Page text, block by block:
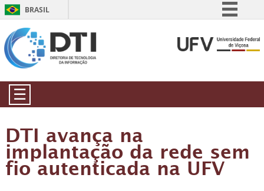
BRASIL
Comunica BR
☰
DTI avança na
implantação da rede sem
fio autenticada na UFV